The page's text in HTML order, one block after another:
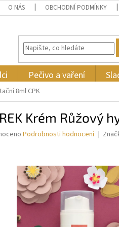
O NÁS OBCHODNÍ PODMÍNKY
Pečivo a vaření
8ml CPK
Krém Růžový
Podrobnosti hodnocení